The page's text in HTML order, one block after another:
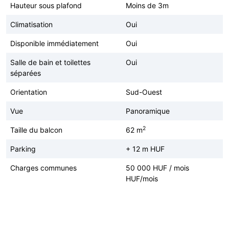
Hauteur sous plafond Moins de 3m
Climatisation Oui
Disponible immédiatement Oui
Salle de bain et toilettes
séparées
Oui
Orientation Sud-Ouest
Vue Panoramique
Taille du balcon 62 m2
Parking + 12 m HUF
Charges communes
50 000 HUF / mois
HUF/mois